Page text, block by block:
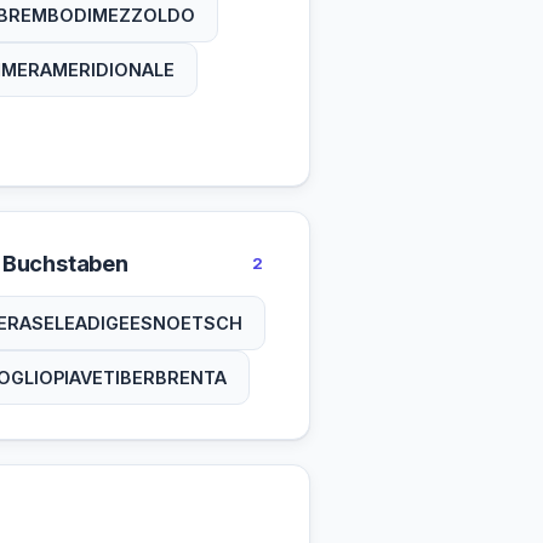
VITRAVO
Buchstaben 2